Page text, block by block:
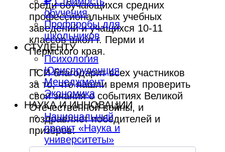
обучения
Профпробы для
школьников
СТУДЕНТУ
Психология
Юриспруденция
Менеджмент
Экономика
НАУКА И ИННОВАЦИИ
Национальный
проект «Наука и
университеты»
среди обучающихся средних
профессиональных учебных
заведений и учащихся 10-11
классов школ г. Перми и
Пермского края.
ПСИ благодарит всех участников
за то, что нашли время проверить
свои знания о событиях Великой
Отечественной войны, и
поздравляет победителей и
призёров: